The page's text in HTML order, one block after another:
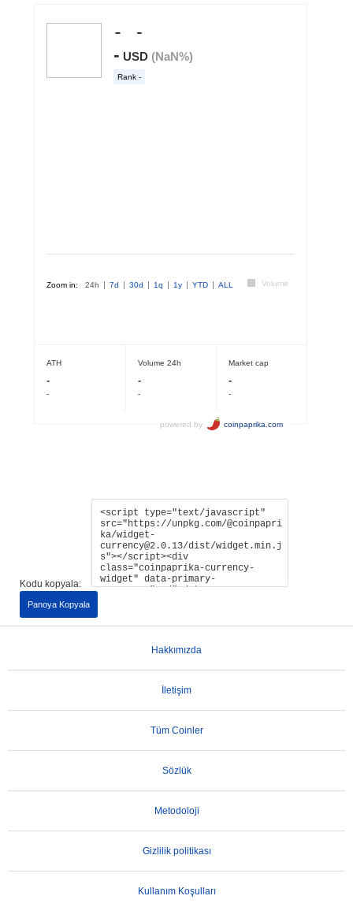
Kodu kopyala:
Panoya Kopyala
Hakkımızda
İletişim
Tüm Coinler
Sözlük
Metodoloji
Gizlilik politikası
Kullanım Koşulları